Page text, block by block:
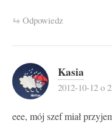
Odpowiedz
Kasia
2012-10-12 o
eee, mój szef miał